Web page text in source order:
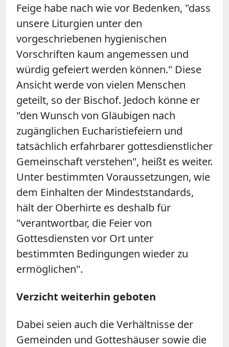
Feige habe nach wie vor Bedenken, "dass
unsere Liturgien unter den
vorgeschriebenen hygienischen
Vorschriften kaum angemessen und
würdig gefeiert werden können." Diese
Ansicht werde von vielen Menschen
geteilt, so der Bischof. Jedoch könne er
"den Wunsch von Gläubigen nach
zugänglichen Eucharistiefeiern und
tatsächlich erfahrbarer gottesdienstlicher
Gemeinschaft verstehen", heißt es weiter.
Unter bestimmten Voraussetzungen, wie
dem Einhalten der Mindeststandards,
hält der Oberhirte es deshalb für
"verantwortbar, die Feier von
Gottesdiensten vor Ort unter
bestimmten Bedingungen wieder zu
ermöglichen".
Verzicht weiterhin geboten
Dabei seien auch die Verhältnisse der
Gemeinden und Gotteshäuser sowie die